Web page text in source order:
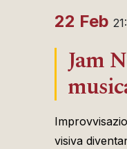
22 Feb
Jam
visiva